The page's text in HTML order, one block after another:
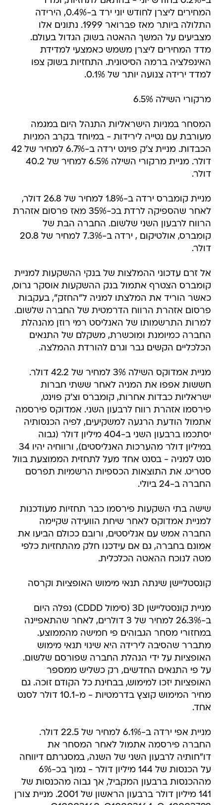
המחירים ליצרן לחודש יוני ירד ב-0.4%, הירידה
התלולה ביותר מאז פברואר 1999. נתונים אלו
מצביעים על המשך ההאטה בשוק הגדול בעולם.
מדד המחירים ליצרן משמש כאמצעי למדידת
האינפלציה ברמה הסיטונית. התחזיות בשוק צפו
למדד ירידה צנועה יותר של 0.1%.
מרקורי השילה 6.5%
המסחר במניות הישראליות התנהל היום במגמה
מעורבת עם נטייה לירידות - במיוחד בקרב המניות
הכבדות. מניית צ'ק פוינט ירדה ב-6.7% למחיר של 42
דולר. מניית מרקורי השילה 6.5% למחיר של 40.2
דולר.
מניית קומברס ירדה ב-1.8% למחיר של 26.8 דולר,
לאחר שהספיקה לרדת בכ-35% מאז פרסום אזהרת
הרווח לרבעון השני שלשום. החברה הבת של
קומברס, אולטיקום , ירדה ב-7.3% למחיר של 20.8
דולר.
אל זרם עדכוני ההמלצות של בנקי ההשקעות למניית
קומברס הצטרף אתמול בנק ההשקעות אוסקר גרוס,
כאשר הוריד את המלצתו למניה ל"החזק", בעקבות
פרסום אזהרת הרווח הדרמטית של החברה שלשום.
למרות התרשמותו של האנליסט רמי רוזן מהנהלת
החברה כמיומנת ומוכשרת, משקלם של התנאים
הכלכליים הקשים גבר וגרם להורדת ההמלצה.
מניית אמדוקס השילה 3% למחיר של 42.2 דולר.
חששות אפפו את המניה לאחר ששתי חברות
ישראליות כבדות אחרות, קומברס וצ'ק פוינט,
פירסמו אזהרת רווח לרבעון השני. אמדוקס פירסמה
אתמול הודעת הרגעה למשקיעים, לפיה הכנסותיה
יסתכמו ברבעון השני ב-404 מיליון דולר (גבוה
במיליון דולר מהערכות האנליסטים), ורווחיה יהיו 34
סנט למניה - בסנט אחד מעל לתחזית הממוצעת בוול
סטריט. את התוצאות הכספיות הרשמיות תפרסם
החברה ב-24 ביולי.
שישה בתי השקעות פירסמו כבר תחזיות מעודכנות
למניית אמדוקס לאחר שיחת הוועידה שקיימה
החברה אמש עם אנליסטים, ורובם ככולם הביעו את
אמונם בחברה, גם אם עידכנו חלק מהתחזיות כלפי
מטה לנוכח ההאטה הכלכלית.
קונסטליישן שינתה תנאי מימוש האופציות וקרסה
מניית קונסטליישן 3D (סימול CDDD) נפלה היום
ב-26.3% למחיר של 3 דולרים, לאחר שהתאפיינה
במחזורי מסחר הגבוהים פי חמישה מהממוצע.
מתברר שהסיבה לירידה היא שינוי תנאי מימוש
האופציות על ידי הנהלת החברה שפורסם שלשום.
על פי התנאים החדשים, רק כשליש ממספר
האופציות יזכו למימוש, בבחינת כל הקודם זוכה. גם
מחיר המימוש קוצץ בדרמטיות - מ-10.1 דולר לסנט
אחד.
מניית אפי ירדה ב-6.1% למחיר של 22.5 דולר.
החברה פירסמה אתמול לאחר המסחר את
דו"חותיה לרבעון השני של השנה, במסגרתם דיווחה
על הכנסות של 144 מיליון דולר - נמוך בכ-6%
מההכנסות ברבעון המקביל, אך גבוה מהכנסות של
141 מיליון דולר ברבעון הראשון של 2001. מניית צורן